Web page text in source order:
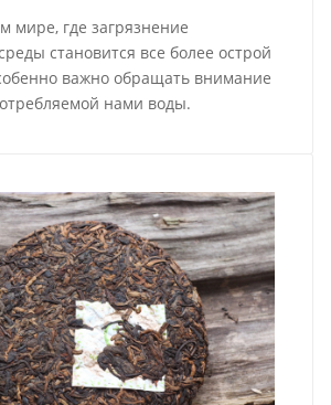
мире, где загрязнение
становится все более острой
важно обращать внимание
нами воды.